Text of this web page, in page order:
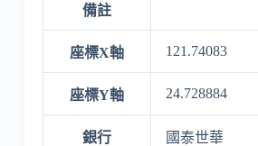
備註
座標X軸 121.74083
座標Y軸 24.728884
銀行 國泰世華